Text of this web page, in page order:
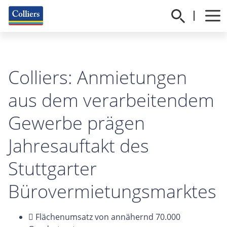
Colliers: Anmietungen
aus dem verarbeitendem
Gewerbe prägen
Jahresauftakt des
Stuttgarter
Bürovermietungsmarktes
 Flächenumsatz von annähernd 70.000